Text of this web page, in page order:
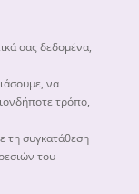
σας δεδομένα,
να
τρόπο,
τη συγκατάθεση
του